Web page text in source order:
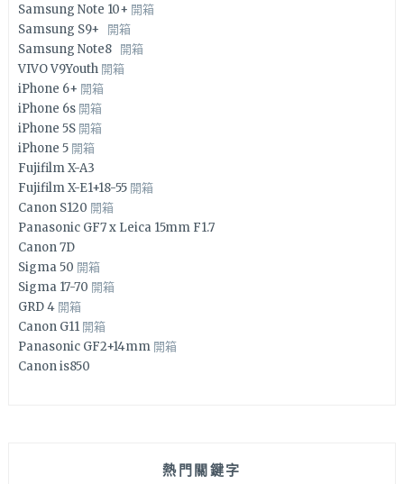
Samsung Note 10+ 開箱
Samsung S9+ 開箱
Samsung Note8 開箱
VIVO V9Youth 開箱
iPhone 6+ 開箱
iPhone 6s 開箱
iPhone 5S 開箱
iPhone 5 開箱
Fujifilm X-A3
Fujifilm X-E1+18-55 開箱
Canon S120 開箱
Panasonic GF7 x Leica 15mm F1.7
Canon 7D
Sigma 50 開箱
Sigma 17-70 開箱
GRD 4 開箱
Canon G11 開箱
Panasonic GF2+14mm 開箱
Canon is850
熱門關鍵字